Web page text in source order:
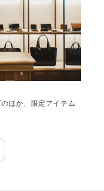
ほか、限定アイテム